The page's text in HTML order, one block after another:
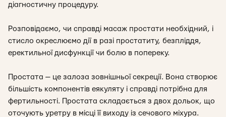
діагностичну процедуру.
Розповідаємо, чи справді масаж простати необхідний, і
стисло окреслюємо дії в разі простатиту, безпліддя,
еректильної дисфункції чи болю в попереку.
Простата — це залоза зовнішньої секреції. Вона створює
більшість компонентів еякуляту і справді потрібна для
фертильності. Простата складається з двох дольок, що
оточують уретру в місці її виходу із сечового міхура.